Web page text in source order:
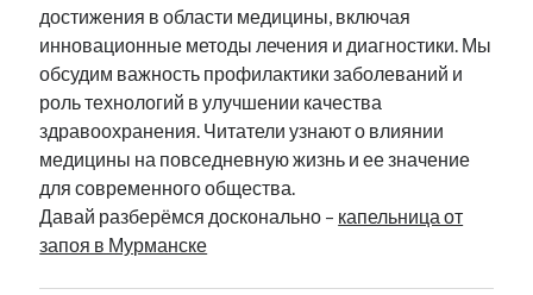
достижения в области медицины, включая
инновационные методы лечения и диагностики. Мы
обсудим важность профилактики заболеваний и
роль технологий в улучшении качества
здравоохранения. Читатели узнают о влиянии
медицины на повседневную жизнь и ее значение
для современного общества.
Давай разберёмся досконально – капельница от
запоя в Мурманске